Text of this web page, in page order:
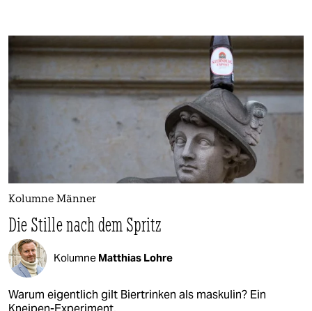
Kolumne Männer
Die Stille nach dem Spritz
Kolumne Matthias Lohre
Warum eigentlich gilt Biertrinken als maskulin? Ein